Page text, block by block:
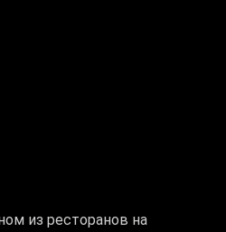
из ресторанов на